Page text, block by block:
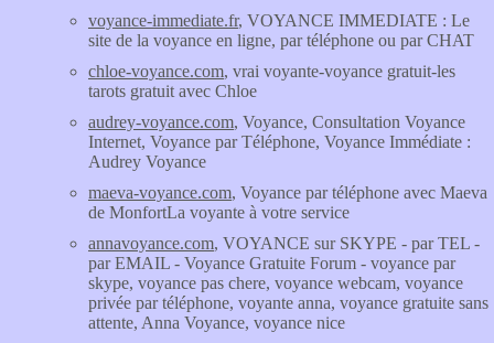
voyance-immediate.fr, VOYANCE IMMEDIATE : Le
site de la voyance en ligne, par téléphone ou par CHAT
chloe-voyance.com, vrai voyante-voyance gratuit-les
tarots gratuit avec Chloe
audrey-voyance.com, Voyance, Consultation Voyance
Internet, Voyance par Téléphone, Voyance Immédiate :
Audrey Voyance
maeva-voyance.com, Voyance par téléphone avec Maeva
de MonfortLa voyante à votre service
annavoyance.com, VOYANCE sur SKYPE - par TEL -
par EMAIL - Voyance Gratuite Forum - voyance par
skype, voyance pas chere, voyance webcam, voyance
privée par téléphone, voyante anna, voyance gratuite sans
attente, Anna Voyance, voyance nice